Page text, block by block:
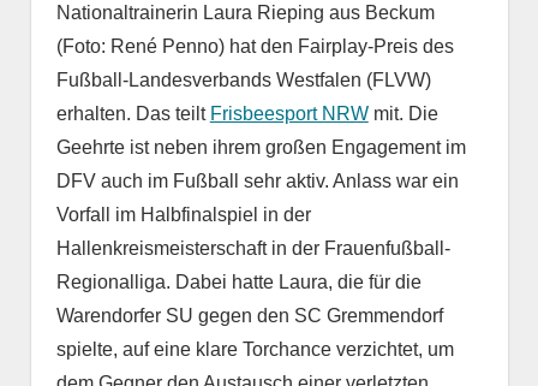
Nationaltrainerin Laura Rieping aus Beckum
(Foto: René Penno) hat den Fairplay-Preis des
Fußball-Landesverbands Westfalen (FLVW)
erhalten. Das teilt Frisbeesport NRWmit. Die
Geehrte ist neben ihrem großen Engagement im
DFV auch im Fußball sehr aktiv. Anlass war ein
Vorfall im Halbfinalspiel in der
Hallenkreismeisterschaft in der Frauenfußball-
Regionalliga. Dabei hatte Laura, die für die
Warendorfer SU gegen den SC Gremmendorf
spielte, auf eine klare Torchance verzichtet, um